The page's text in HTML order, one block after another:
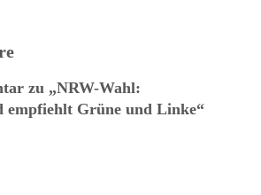
zu „NRW-Wahl:
empfiehlt Grüne und Linke“